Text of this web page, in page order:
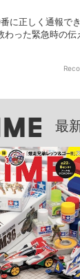
に正しく通報で
わった緊急時の伝
最